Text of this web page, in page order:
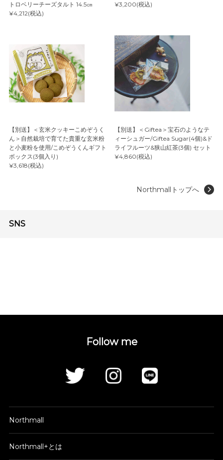
トロベリーチーズタルト 14.5㎝
¥4,212(税込)
¥3,200(税込)
【別送】＜玄米クッキーこめぞうく
ん＞自然栽培で育てた貴重な玄米粉
と小麦粉を使用/こめぞうくんギフト
ボックス(3個入り)
¥3,618(税込)
【別送】＜Giftea＞宝石のようなテ
ィーシュガー/Giftea Sugar(4個)&ド
ライフルーツ&狭山紅茶(3個) セット
¥4,860(税込)
Northmallトップへ
SNS
Follow me
Northmall
Northmall+とは